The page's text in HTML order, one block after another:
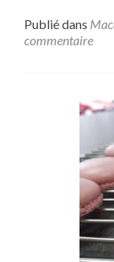
Publié dans
commentaire